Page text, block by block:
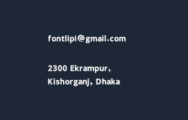
fontlipi@gmail.com
2300 Ekrampur,
Kishorganj, Dhaka